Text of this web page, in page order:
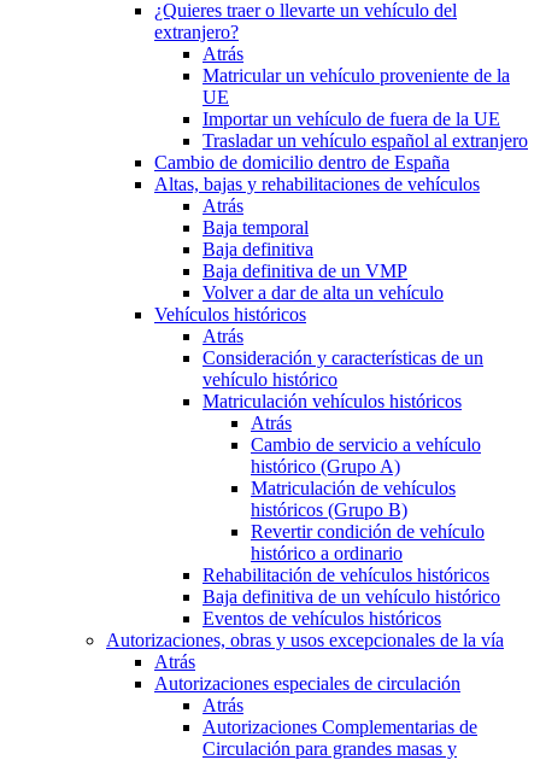
¿Quieres traer o llevarte un vehículo del
extranjero?
Atrás
Matricular un vehículo proveniente de la
UE
Importar un vehículo de fuera de la UE
Trasladar un vehículo español al extranjero
Cambio de domicilio dentro de España
Altas, bajas y rehabilitaciones de vehículos
Atrás
Baja temporal
Baja definitiva
Baja definitiva de un VMP
Volver a dar de alta un vehículo
Vehículos históricos
Atrás
Consideración y características de un
vehículo histórico
Matriculación vehículos históricos
Atrás
Cambio de servicio a vehículo
histórico (Grupo A)
Matriculación de vehículos
históricos (Grupo B)
Revertir condición de vehículo
histórico a ordinario
Rehabilitación de vehículos históricos
Baja definitiva de un vehículo histórico
Eventos de vehículos históricos
Autorizaciones, obras y usos excepcionales de la vía
Atrás
Autorizaciones especiales de circulación
Atrás
Autorizaciones Complementarias de
Circulación para grandes masas y